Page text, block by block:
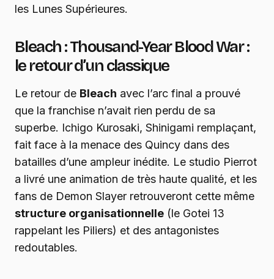
les Lunes Supérieures.
Bleach : Thousand-Year Blood War :
le retour d’un classique
Le retour de Bleach avec l’arc final a prouvé
que la franchise n’avait rien perdu de sa
superbe. Ichigo Kurosaki, Shinigami remplaçant,
fait face à la menace des Quincy dans des
batailles d’une ampleur inédite. Le studio Pierrot
a livré une animation de très haute qualité, et les
fans de Demon Slayer retrouveront cette même
structure organisationnelle (le Gotei 13
rappelant les Piliers) et des antagonistes
redoutables.